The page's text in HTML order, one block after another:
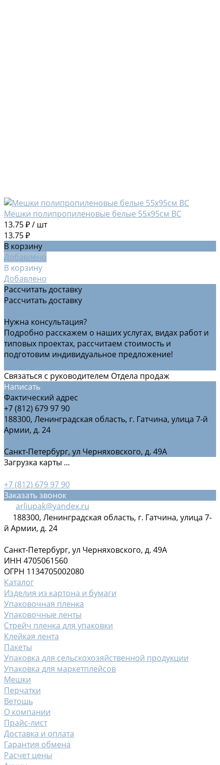
Мешки полипропиленовые белые 55х95см ВС
13.75 ₽/ шт
13.75 ₽
В корзину
Добавлено
В корзину
Добавлено
Рассчитать доставку
Рассчитать доставку
Нужна консультация?
Подробно расскажем о наших услугах, видах работ и
типовых проектах, рассчитаем стоимость и
подготовим индивидуальное предложение!
Связаться с руководителем Отдела продаж
Написать
Фактический адрес
+7 (812) 679 97 90
188300, Ленинградская область, г. Гатчина, улица 7-й
Армии, д. 24
Санкт-Петербург, ул Черняховского, д. 49А
Загрузка карты ...
+7 (812) 679 97 90
Заказать звонок
arliupak@yandex.ru
188300, Ленинградская область, г. Гатчина, улица 7-
й Армии, д. 24
Санкт-Петербург, ул Черняховского, д. 49А
ИНН 4705061560
ОГРН 1134705002080
Каталог
Изделия из картона и бумаги
Упаковочная пленка
Упаковочные ленты
Стрейч пленка для упаковки
Клейкая лента
Пакеты
Упаковка для сельскохозяйственной продукции
Упаковка для маркетплейсов
Мешки
Перчатки
Ветошь
О компании
Прайс-лист
Доставка и оплата
Гарантия обмена
Расчет цены